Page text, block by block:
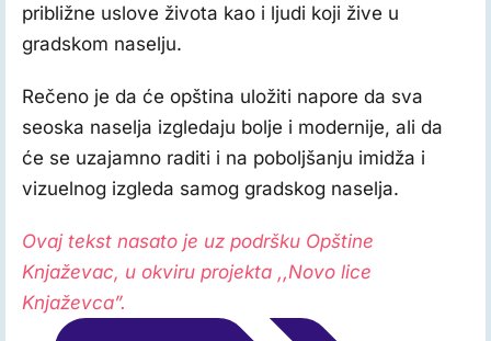
približne uslove života kao i ljudi koji žive u
gradskom naselju.
Rečeno je da će opština uložiti napore da sva
seoska naselja izgledaju bolje i modernije, ali da
će se uzajamno raditi i na poboljšanju imidža i
vizuelnog izgleda samog gradskog naselja.
Ovaj tekst nasato je uz podršku Opštine
Knjaževac, u okviru projekta ‚‚Novo lice
Knjaževca”.